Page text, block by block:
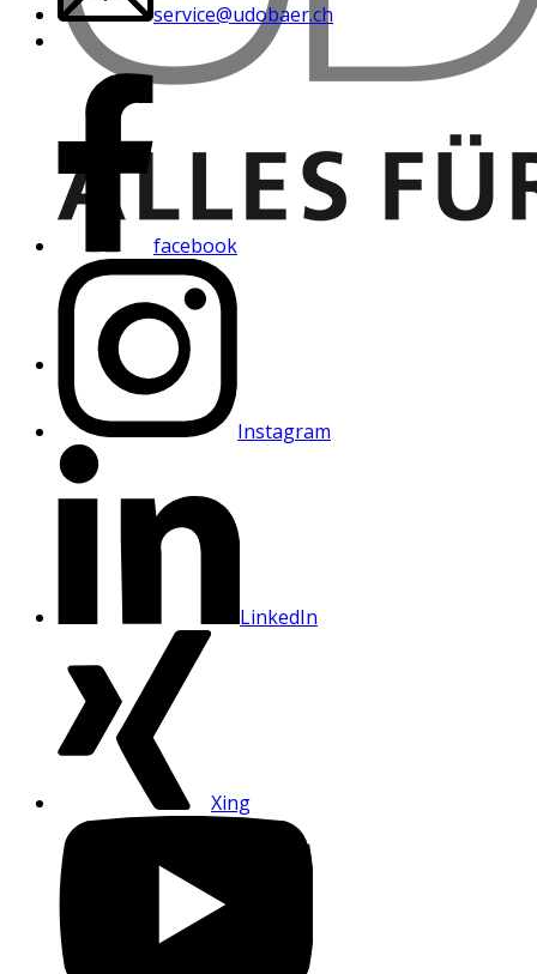
service@udobaer.ch
facebook
Instagram
LinkedIn
Xing